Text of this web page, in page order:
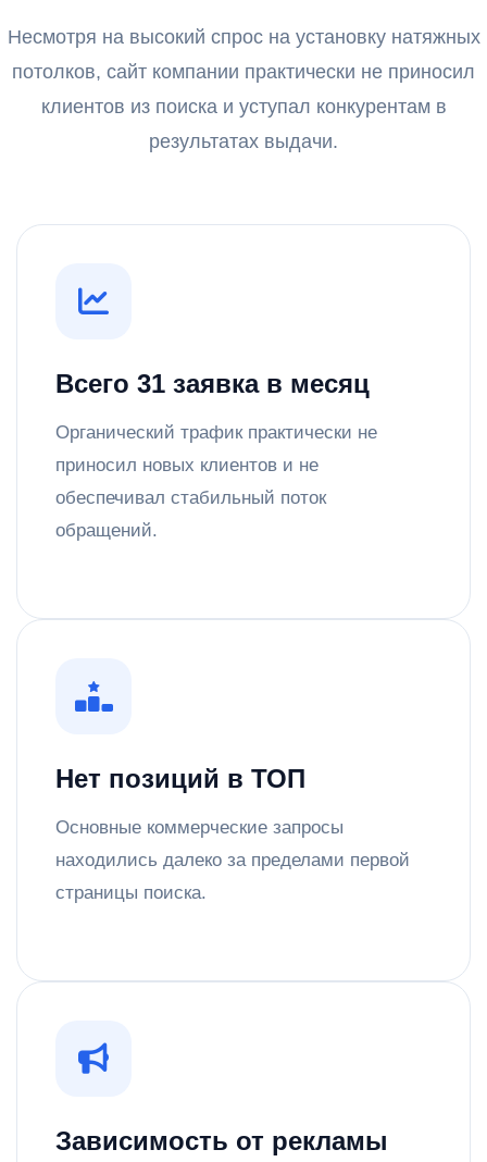
Несмотря на высокий спрос на установку натяжных
потолков, сайт компании практически не приносил
клиентов из поиска и уступал конкурентам в
результатах выдачи.
Всего 31 заявка в месяц
Органический трафик практически не
приносил новых клиентов и не
обеспечивал стабильный поток
обращений.
Нет позиций в ТОП
Основные коммерческие запросы
находились далеко за пределами первой
страницы поиска.
Зависимость от рекламы